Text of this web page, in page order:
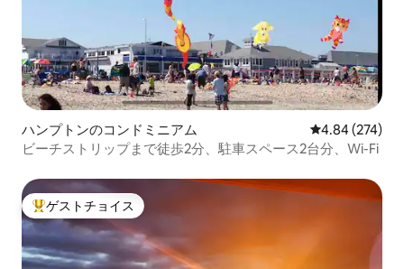
ハンプトンのコンドミニアム レビュー274
4.84 (274)
ビーチストリップまで徒歩2分、駐車スペース2台分、Wi-Fi
大好評のゲストチョイスです。
ゲストチョイス